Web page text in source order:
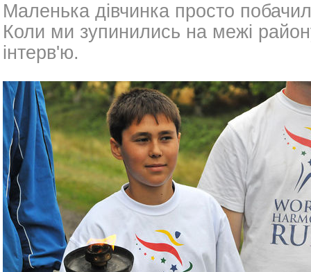
Маленька дівчинка просто
Коли ми зупинились на межі
інтерв'ю.